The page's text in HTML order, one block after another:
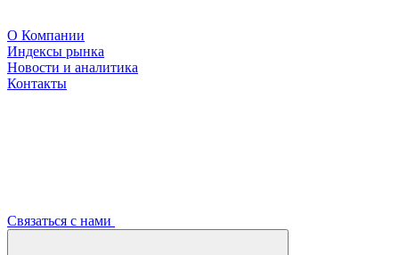
О Компании
Индексы рынка
Новости и аналитика
Контакты
Связаться с нами